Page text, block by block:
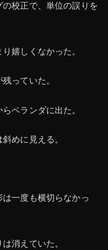
校正で、単位の誤りを
嬉しくなかった。
っていた。
ベランダに出た。
めに見える。
一度も横切らなかっ
消えていた。